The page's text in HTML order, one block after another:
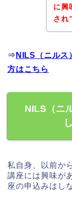
に興
され
⇒ NILS（ニルス
方はこちら
NILS（ニ
私自身、以前か
講座には興味が
座の申込みはし